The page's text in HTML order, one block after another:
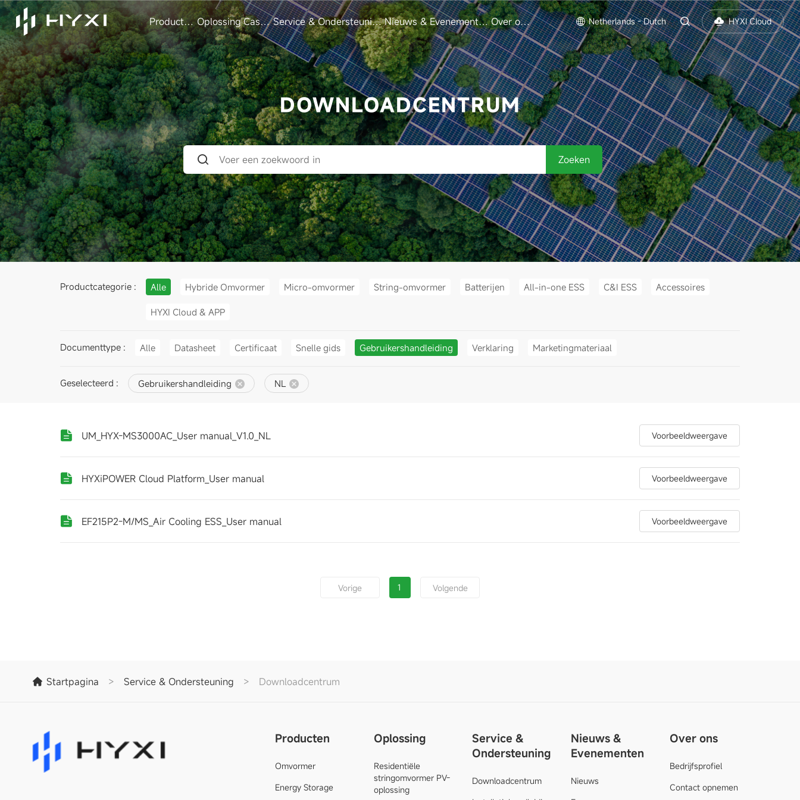
ProductenOplossing Cases Service & OndersteuningNieuws & EvenementenOver ons Netherlands - Dutch HYXI Cloud
DOWNLOADCENTRUM
Zoeken
Productcategorie : Alle Hybride Omvormer Micro-omvormer String-omvormer Batterijen All-in-one ESS C&I ESS Accessoires
HYXI Cloud & APP
Documenttype : Alle Datasheet Certificaat Snelle gids Gebruikershandleiding Verklaring Marketingmateriaal
Geselecteerd : Gebruikershandleiding NL
UM_HYX-MS3000AC_User manual_V1.0_NL Voorbeeldweergave
HYXiPOWER Cloud Platform_User manual Voorbeeldweergave
EF215P2-M/MS_Air Cooling ESS_User manual Voorbeeldweergave
Vorige 1 Volgende
Startpagina > Service & Ondersteuning > Downloadcentrum
Producten
Omvormer
Energy Storage
Oplossing
Residentiële
stringomvormer PV-
oplossing
Service &
Ondersteuning
Downloadcentrum
Nieuws &
Evenementen
Nieuws
Over ons
Bedrijfsprofiel
Contact opnemen